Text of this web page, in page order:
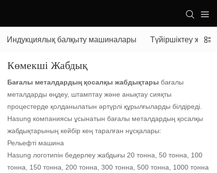
Индукциялық балқыту машиналары Түйіршіктеу
Көмекші Жабдық
Бағалы металдардың қосалқы жабдықтары бағалы
металдарды өңдеу, штамптау және анықтау сияқты
процестерде қолданылатын әртүрлі құрылғыларды білдіреді.
Hasung компаниясы ұсынатын бағалы металдардың қосалқы
жабдықтарының кейбір кең таралған нұсқалары:
Рельефті машина
Hasung логотипін бедерлеу жабдығы 20 тонна, 50 тонна, 100
тонна, 150 тонна, 200 тонна, 300 тонна, 500 тонна, 1000 тонна